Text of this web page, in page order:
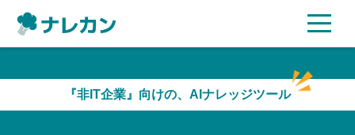
AI機能
『非IT企業』向けの、AIナレッジツール